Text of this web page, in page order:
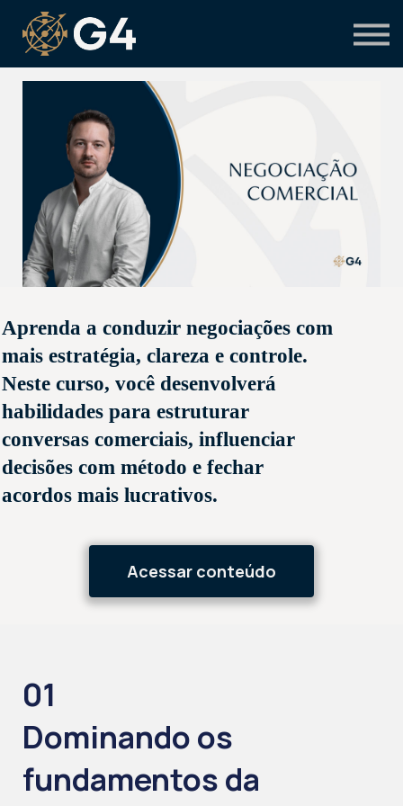
Preciso de suporte
Aprenda a conduzir negociações com
mais estratégia, clareza e controle.
Neste curso, você desenvolverá
habilidades para estruturar
conversas comerciais, influenciar
decisões com método e fechar
acordos mais lucrativos.
Acessar conteúdo
01
Dominando os
fundamentos da